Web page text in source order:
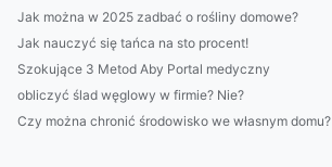
Jak można w 2025 zadbać o rośliny domowe?
Jak nauczyć się tańca na sto procent!
Szokujące 3 Metod Aby Portal medyczny
obliczyć ślad węglowy w firmie? Nie?
Czy można chronić środowisko we własnym domu?